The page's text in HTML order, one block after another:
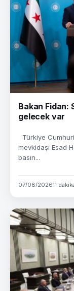
Bakan Fidan:
gelecek var
Türkiye
mevkidaşı Esad
basın...
07/08/202611